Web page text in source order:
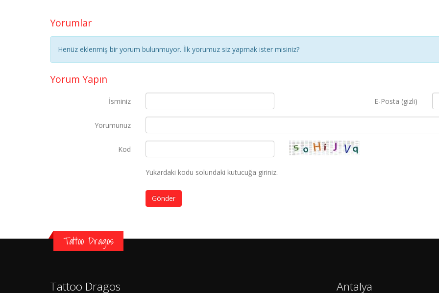
Yorumlar
Henüz eklenmiş bir yorum bulunmuyor. İlk yorumuz siz yapmak ister misiniz?
Yorum Yapın
İsminiz E-Posta (gizli)
Yorumunuz
Kod
Yukardaki kodu solundaki kutucuğa giriniz.
Gönder
Tattoo Dragos
Tattoo Dragos Antalya